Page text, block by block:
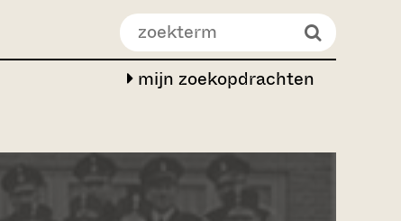
mijn zoekopdrachten